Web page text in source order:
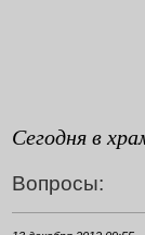
Сегодня в
Вопросы: